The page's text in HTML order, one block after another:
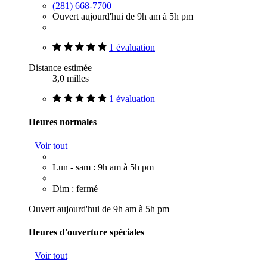
(281) 668-7700
Ouvert aujourd'hui de 9h am à 5h pm
1 évaluation
Distance estimée
3,0 milles
1 évaluation
Heures normales
Voir tout
Lun - sam : 9h am à 5h pm
Dim : fermé
Ouvert aujourd'hui de 9h am à 5h pm
Heures d'ouverture spéciales
Voir tout